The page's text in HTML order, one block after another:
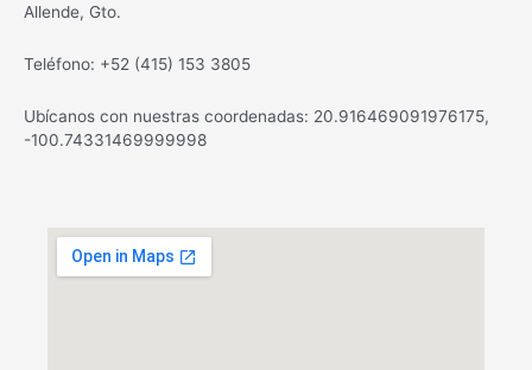
Allende, Gto.
Teléfono: +52 (415) 153 3805
Ubícanos con nuestras coordenadas: 20.916469091976175,
-100.74331469999998